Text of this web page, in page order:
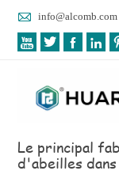
 info@alcomb.com
   
Le principal
d'abeilles